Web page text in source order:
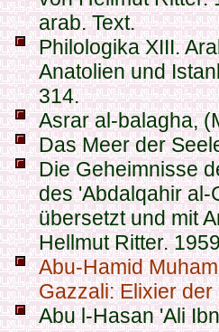
arab. Text.
Philologika XIII.
Anatolien und
314.
Asrar al-balagha,
Das Meer der
Die Geheimnisse
des 'Abdalqahir al-
übersetzt und mit
Hellmut Ritter.
Abu-Hamid
Gazzali: Elixier
Abu l-Hasan 'Ali